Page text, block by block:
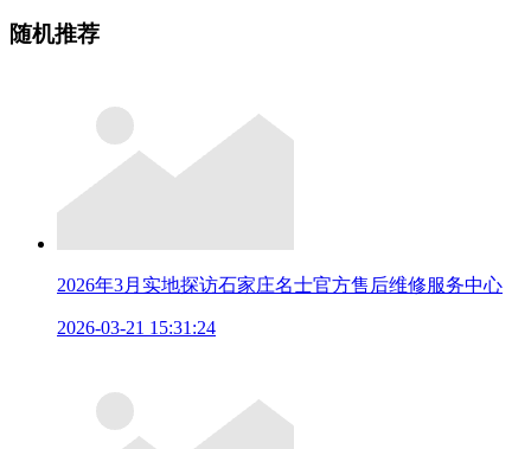
随机推荐
2026年3月实地探访石家庄名士官方售后维修服务中心
2026-03-21 15:31:24